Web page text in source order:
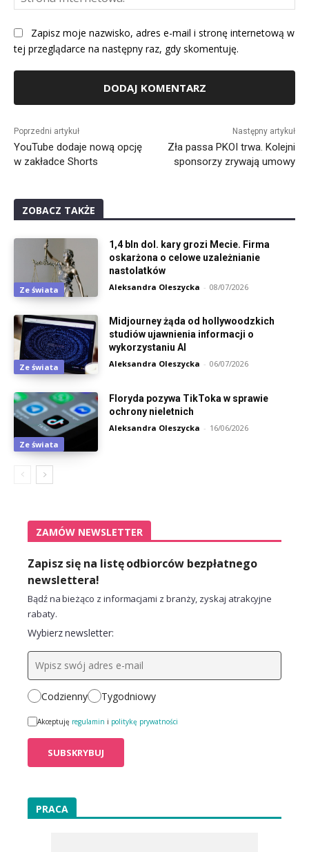
Zapisz moje nazwisko, adres e-mail i stronę internetową w
tej przeglądarce na następny raz, gdy skomentuję.
Poprzedni artykuł
YouTube dodaje nową opcję
w zakładce Shorts
Następny artykuł
Zła passa PKOI trwa. Kolejni
sponsorzy zrywają umowy
ZOBACZ TAKŻE
Ze świata
1,4 bln dol. kary grozi Mecie. Firma
oskarżona o celowe uzależnianie
nastolatków
Aleksandra Oleszycka - 08/07/2026
Ze świata
Midjourney żąda od hollywoodzkich
studiów ujawnienia informacji o
wykorzystaniu AI
Aleksandra Oleszycka - 06/07/2026
Ze świata
Floryda pozywa TikToka w sprawie
ochrony nieletnich
Aleksandra Oleszycka - 16/06/2026
ZAMÓW NEWSLETTER
Zapisz się na listę odbiorców bezpłatnego
newslettera!
Bądź na bieżąco z informacjami z branży, zyskaj atrakcyjne
rabaty.
Wybierz newsletter:
Codzienny Tygodniowy
Akceptuję regulamin i politykę prywatności
PRACA